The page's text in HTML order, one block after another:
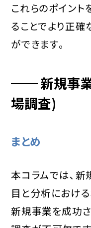
これらのポイン
ることでより正
ができます｡
新規事
場調査)
まとめ
本コラムでは､
目と分析におけ
新規事業を成功